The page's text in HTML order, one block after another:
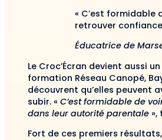
« C’est formidable
retrouver
Éducatrice de
Le Croc’Écran devient aussi
formation Réseau Canopé,
découvrent qu’elles peuvent
subir. « C’est formidable de
dans leur autorité parentale
Fort de ces premiers